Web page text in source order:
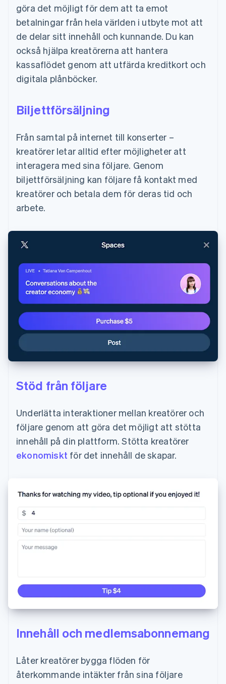
göra det möjligt för dem att ta emot
betalningar från hela världen i utbyte mot att
de delar sitt innehåll och kunnande. Du kan
också hjälpa kreatörerna att hantera
kassaflödet genom att utfärda kreditkort och
digitala plånböcker.
Biljettförsäljning
Från samtal på internet till konserter –
kreatörer letar alltid efter möjligheter att
interagera med sina följare. Genom
biljettförsäljning kan följare få kontakt med
kreatörer och betala dem för deras tid och
arbete.
Stöd från följare
Underlätta interaktioner mellan kreatörer och
följare genom att göra det möjligt att stötta
innehåll på din plattform. Stötta kreatörer
ekonomiskt för det innehåll de skapar.
Innehåll och medlemsabonnemang
Låter kreatörer bygga flöden för
återkommande intäkter från sina följare